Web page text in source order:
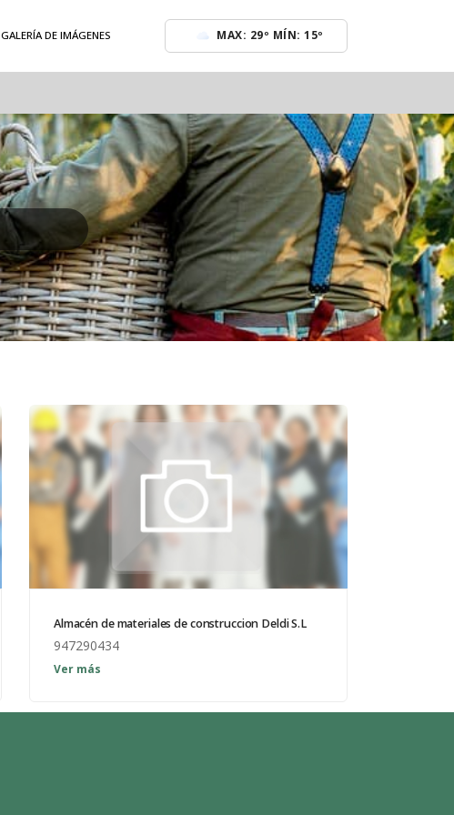
GALERÍA DE IMÁGENES MAX: 29º MÍN: 15º
Almacén de materiales de construccion Deldi S.L
947290434
Venta de materiales de la construcción,
Ver más